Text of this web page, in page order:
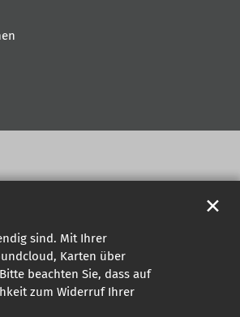
sind. Mit Ihrer
Karten über
beachten Sie, dass auf
zum Widerruf Ihrer
✕